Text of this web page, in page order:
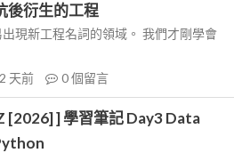
後衍生的工程
現新工程名詞的領域。 我們才剛學會
2 天前 0個留言
[2026] ] 學習筆記 Day3 Data